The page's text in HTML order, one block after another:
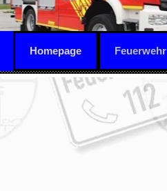
Homepage Feuerwehr